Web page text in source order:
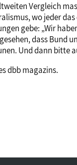
Vergleich
wo jeder
gebe: „Wir
dass Bund
Und dann bitte
dbb magazins.